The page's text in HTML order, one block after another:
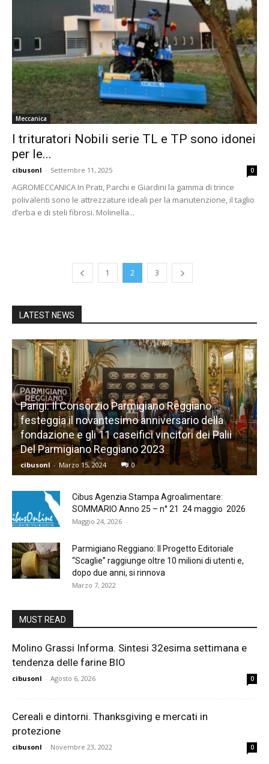
Meccanica
I trituratori Nobili serie TL e TP sono idonei
per le...
cibusonl - Settembre 11, 2025 0
AGROMECCANICA In Prati, Parchi e Giardini la gamma di trince
polivalenti sono le attrezzature ideali per la manutenzione, il taglio
d’erba e di steli fibrosi. Molinella...
1 2 3
LATEST NEWS
Parigi: Il Consorzio Parmigiano Reggiano
festeggia il novantesimo anniversario della
fondazione e gli 11 caseifici vincitori dei Palii
Del Parmigiano Reggiano 2023
cibusonl - Marzo 15, 2024 0
Cibus Agenzia Stampa Agroalimentare:
SOMMARIO Anno 25 – n° 21 24 maggio 2026
Maggio 24, 2026
Parmigiano Reggiano: Il Progetto Editoriale
“Scaglie” raggiunge oltre 10 milioni di utenti e,
dopo due anni, si rinnova
Marzo 7, 2022
MUST READ
Molino Grassi Informa. Sintesi 32esima settimana e
tendenza delle farine BIO
cibusonl - Agosto 6, 2026 0
Cereali e dintorni. Thanksgiving e mercati in
protezione
cibusonl - Novembre 23, 2022 0